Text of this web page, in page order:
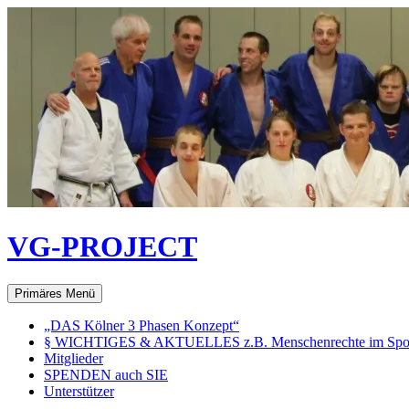
VG-PROJECT
Suchen
Primäres Menü
„DAS Kölner 3 Phasen Konzept“
§ WICHTIGES & AKTUELLES z.B. Menschenrechte im
Mitglieder
SPENDEN auch SIE
Unterstützer